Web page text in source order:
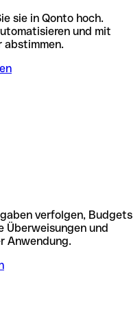
sie in Qonto hoch.
und mit
abstimmen.
verfolgen, Budgets
Überweisungen und
Anwendung.